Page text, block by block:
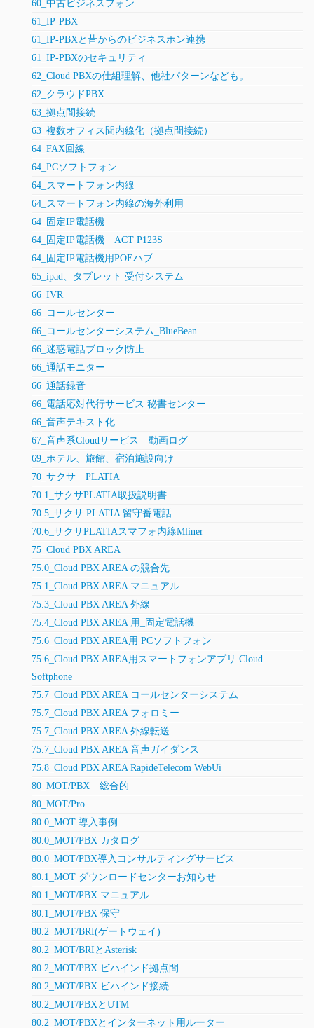
60_中古ビジネスフォン
61_IP-PBX
61_IP-PBXと昔からのビジネスホン連携
61_IP-PBXのセキュリティ
62_Cloud PBXの仕組理解、他社パターンなども。
62_クラウドPBX
63_拠点間接続
63_複数オフィス間内線化（拠点間接続）
64_FAX回線
64_PCソフトフォン
64_スマートフォン内線
64_スマートフォン内線の海外利用
64_固定IP電話機
64_固定IP電話機 ACT P123S
64_固定IP電話機用POEハブ
65_ipad、タブレット 受付システム
66_IVR
66_コールセンター
66_コールセンターシステム_BlueBean
66_迷惑電話ブロック防止
66_通話モニター
66_通話録音
66_電話応対代行サービス 秘書センター
66_音声テキスト化
67_音声系Cloudサービス 動画ログ
69_ホテル、旅館、宿泊施設向け
70_サクサ PLATIA
70.1_サクサPLATIA取扱説明書
70.5_サクサ PLATIA 留守番電話
70.6_サクサPLATIAスマフォ内線Mliner
75_Cloud PBX AREA
75.0_Cloud PBX AREA の競合先
75.1_Cloud PBX AREA マニュアル
75.3_Cloud PBX AREA 外線
75.4_Cloud PBX AREA 用_固定電話機
75.6_Cloud PBX AREA用 PCソフトフォン
75.6_Cloud PBX AREA用スマートフォンアプリ Cloud
Softphone
75.7_Cloud PBX AREA コールセンターシステム
75.7_Cloud PBX AREA フォロミー
75.7_Cloud PBX AREA 外線転送
75.7_Cloud PBX AREA 音声ガイダンス
75.8_Cloud PBX AREA RapideTelecom WebUi
80_MOT/PBX 総合的
80_MOT/Pro
80.0_MOT 導入事例
80.0_MOT/PBX カタログ
80.0_MOT/PBX導入コンサルティングサービス
80.1_MOT ダウンロードセンターお知らせ
80.1_MOT/PBX マニュアル
80.1_MOT/PBX 保守
80.2_MOT/BRI(ゲートウェイ)
80.2_MOT/BRIとAsterisk
80.2_MOT/PBX ビハインド拠点間
80.2_MOT/PBX ビハインド接続
80.2_MOT/PBXとUTM
80.2_MOT/PBXとインターネット用ルーター